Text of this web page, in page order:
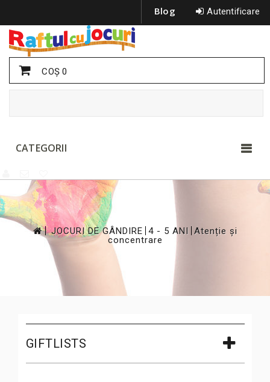
Autentificare
Blog
COŞ0
CATEGORII
>
JOCURI DE GÂNDIRE 4 - 5 ANI Atenție și
concentrare
GIFTLISTS